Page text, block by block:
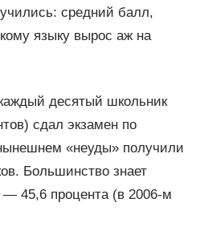
средний балл,
языку вырос аж на
десятый школьник
сдал экзамен по
«неуды» получили
Большинство знает
— 45,6 процента (в 2006-м